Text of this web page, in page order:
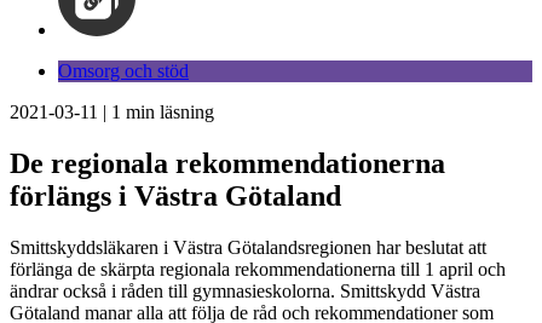
Omsorg och stöd
2021-03-11 | 1 min läsning
De regionala rekommendationerna
förlängs i Västra Götaland
Smittskyddsläkaren i Västra Götalandsregionen har beslutat att
förlänga de skärpta regionala rekommendationerna till 1 april och
ändrar också i råden till gymnasieskolorna. Smittskydd Västra
Götaland manar alla att följa de råd och rekommendationer som